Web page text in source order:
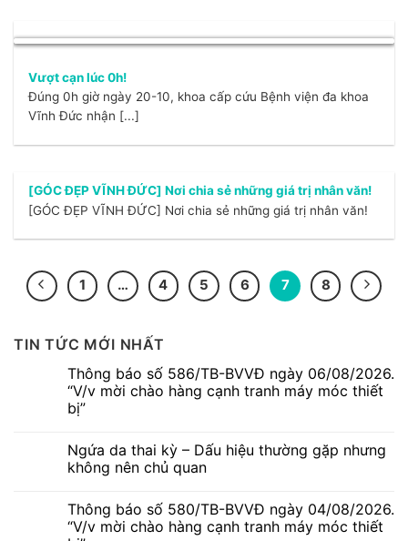
Vượt cạn lúc 0h!
Đúng 0h giờ ngày 20-10, khoa cấp cứu Bệnh viện đa khoa
Vĩnh Đức nhận [...]
[GÓC ĐẸP VĨNH ĐỨC] Nơi chia sẻ những giá trị nhân văn!
[GÓC ĐẸP VĨNH ĐỨC] Nơi chia sẻ những giá trị nhân văn!
1 … 4 5 6 7 8
TIN TỨC MỚI NHẤT
Thông báo số 586/TB-BVVĐ ngày 06/08/2026.
“V/v mời chào hàng cạnh tranh máy móc thiết
bị”
bình
luận
ở
số
586/TB-
BVVĐ
Ngứa da thai kỳ – Dấu hiệu thường gặp nhưng
không nên chủ quan
bình
luận
Thông báo số 580/TB-BVVĐ ngày 04/08/2026.
“V/v mời chào hàng cạnh tranh máy móc thiết